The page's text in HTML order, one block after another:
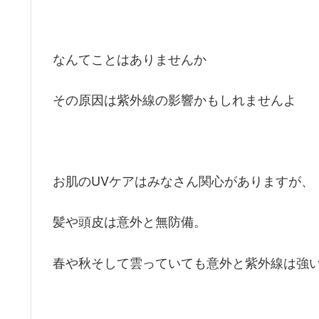
なんてことはありませんか
その原因は紫外線の影響かもしれませんよ
お肌のUVケアはみなさん関心がありますが、
髪や頭皮は意外と無防備。
春や秋そして雲っていても意外と紫外線は強